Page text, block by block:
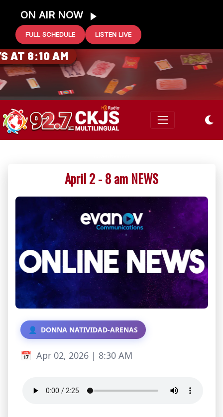
ON AIR NOW
FULL SCHEDULE LISTEN LIVE
GIFT CARD
AT 8:10 AM
April 2 - 8 am NEWS
DONNA NATIVIDAD-ARENAS
Apr 02, 2026 | 8:30 AM